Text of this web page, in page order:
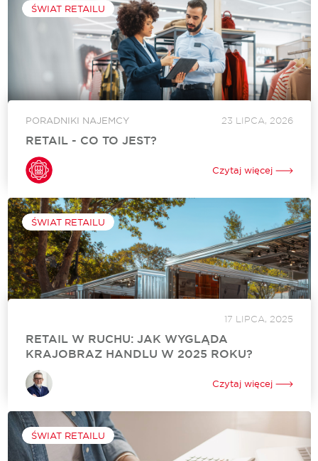
ŚWIAT RETAILU
PORADNIKI NAJEMCY 23 LIPCA, 2026
RETAIL - CO TO JEST?
Rynek retail, czyli handel detaliczny, to sektor gospodarki
obejmujący sprzedaż towarów i usług bezpośrednio
konsumentom końcowym do ich osobistego użytku. Jest on
producentów...
Czytaj więcej
ŚWIAT RETAILU
17 LIPCA, 2025
RETAIL W RUCHU: JAK WYGLĄDA
KRAJOBRAZ HANDLU W 2025 ROKU?
Świat handlu nie stanął w miejscu – przeciwnie, przyspieszył.
Pierwsza połowa 2025 roku wyraźnie pokazuje, że europejski
retail wkroczył w nowy rozdział, w którym tempo,
Czytaj więcej
ŚWIAT RETAILU